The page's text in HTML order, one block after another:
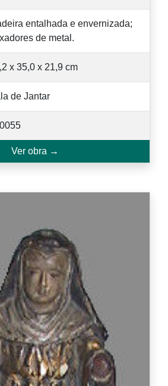
entalhada e envernizada;
de metal.
x 35,0 x 21,9 cm
de Jantar
Ver obra →